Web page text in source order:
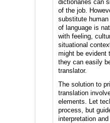
dictionaries can
of the job.
substitute
of language is
with feeling,
situational
might be evident
they can easily
translator.
The solution to
translation
elements. Let
process, but
interpretation